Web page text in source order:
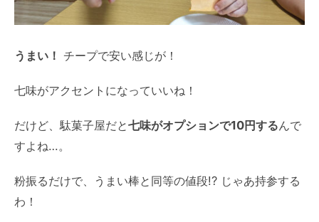
うまい！ チープで安い感じが！
七味がアクセントになっていいね！
だけど、駄菓子屋だと七味がオプションで10円するんで
すよね…。
粉振るだけで、うまい棒と同等の値段!? じゃあ持参する
わ！